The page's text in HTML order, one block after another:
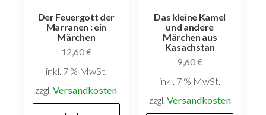
Der Feuergott der
Marranen : ein
Märchen
12,60€
inkl. 7 % MwSt.
zzgl.Versandkosten
Das kleine Kamel
und andere
Märchen aus
Kasachstan
9,60€
inkl. 7 % MwSt.
zzgl. Versandkosten